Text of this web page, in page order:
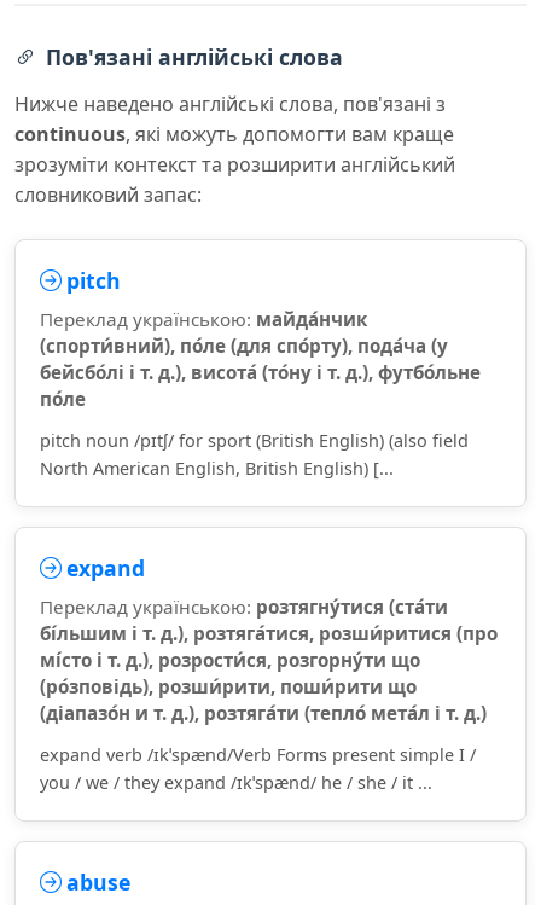
Пов'язані англійські слова
Нижче наведено англійські слова, пов'язані з
continuous, які можуть допомогти вам краще
зрозуміти контекст та розширити англійський
словниковий запас:
pitch
Переклад українською: майда́нчик
(спорти́вний), по́ле (для спо́рту), пода́ча (у
бейсбо́лі і т. д.), висота́ (то́ну і т. д.), футбо́льне
по́ле
pitch noun /pɪtʃ/ for sport (British English) (also field
North American English, British English) [...
expand
Переклад українською: розтягну́тися (ста́ти
бі́льшим і т. д.), розтяга́тися, розши́ритися (про
мі́сто і т. д.), розрости́ся, розгорну́ти що
(ро́зповідь), розши́рити, поши́рити що
(діапазо́н и т. д.), розтяга́ти (тепло́ мета́л і т. д.)
expand verb /ɪkˈspænd/Verb Forms present simple I /
you / we / they expand /ɪkˈspænd/ he / she / it ...
abuse